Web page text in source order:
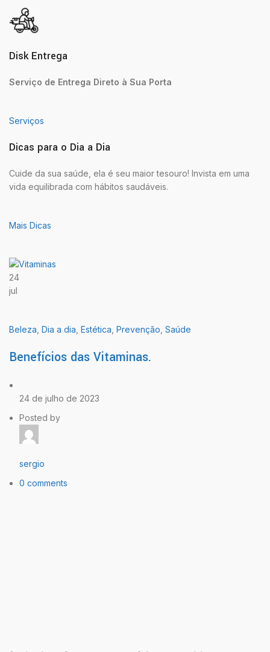
Disk Entrega
Serviço de Entrega Direto à Sua Porta
Serviços
Dicas para o Dia a Dia
Cuide da sua saúde, ela é seu maior tesouro! Invista em uma
vida equilibrada com hábitos saudáveis.
Mais Dicas
24
jul
Beleza Dia a dia Estética Prevenção Saúde
Benefícios das Vitaminas.
24 de julho de 2023
Posted by
sergio
0 comments